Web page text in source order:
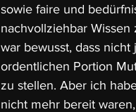
sowie faire und
nachvollziehbar
war bewusst, dass
ordentlichen Portion
zu stellen. Aber ich
nicht mehr bereit